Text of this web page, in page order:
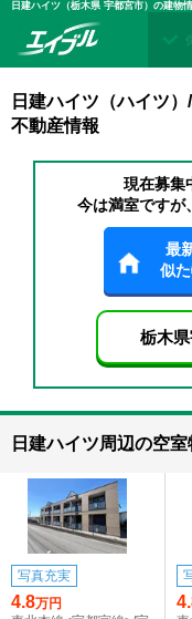
日建ハイツ（栃木県 宇都宮市）の建物
日建ハイツ（ハイツ
不動産情報
現在募集
今は満室ですが
最
似
栃木
日建ハイツ周辺の空室
写真充実
4.8万円